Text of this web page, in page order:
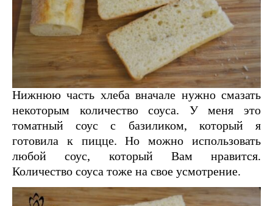
Нижнюю часть хлеба вначале нужно смазать
некоторым количество соуса. У меня это
томатный соус с базиликом, который я
готовила к пицце. Но можно использовать
любой соус, который Вам нравится.
Количество соуса тоже на свое усмотрение.